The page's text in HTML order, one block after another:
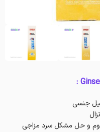
میل جنسی
و حل مشکل سرد مزاجی